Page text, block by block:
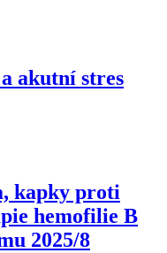
akutní stres
kapky proti
hemofilie B
2025/8